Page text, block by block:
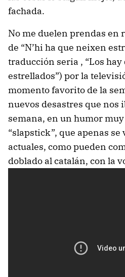
fachada.
No me duelen prendas en
de “N’hi ha que neixen
traducción seria , “Los hay
estrellados”) por la
momento favorito de la
nuevos desastres que nos
semana, en un humor
“slapstick”, que apenas
actuales, como pueden
doblado al catalán, con la